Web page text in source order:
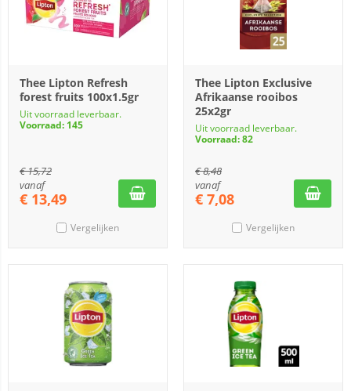
Thee Lipton Refresh
forest fruits 100x1.5gr
Uit voorraad leverbaar.
Voorraad: 145
€15,72
vanaf
€ 13,49
Vergelijken
Thee Lipton Exclusive
Afrikaanse rooibos
25x2gr
Uit voorraad leverbaar.
Voorraad: 82
€8,48
vanaf
€ 7,08
Vergelijken